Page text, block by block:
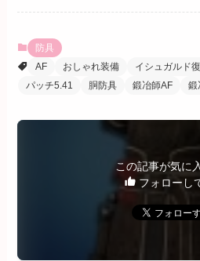
防具
AF
おしゃれ装備 イシュガルド
パッチ5.41
胴防具 鍛冶師AF 鍛
この記事が気に
フォローし